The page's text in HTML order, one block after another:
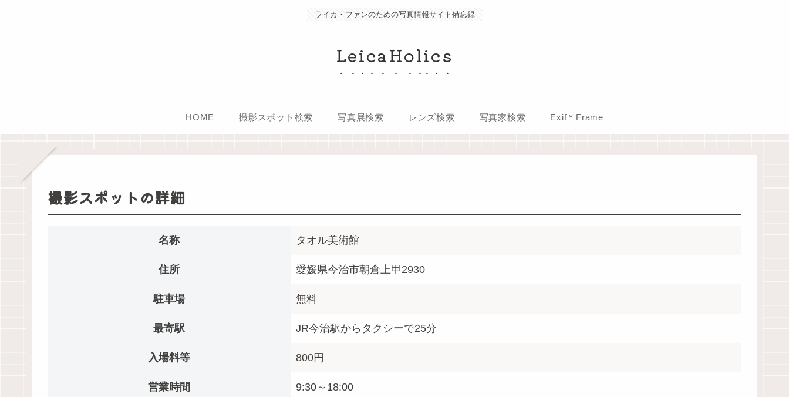
ライカ・ファンのための写真情報サイト備忘録
LeicaHolics
HOME 撮影スポット検索 写真展検索 レンズ検索 写真家検索 Exif＊Frame
撮影スポットの詳細
名称 タオル美術館
住所 愛媛県今治市朝倉上甲2930
駐車場 無料
最寄駅 JR今治駅からタクシーで25分
入場料等 800円
営業時間 9:30～18:00